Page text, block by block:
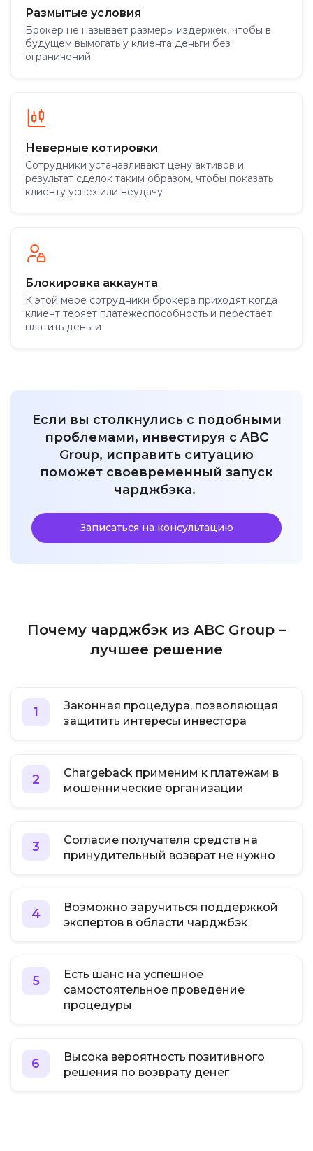
Размытые условия
Брокер не называет размеры издержек, чтобы в
будущем вымогать у клиента деньги без
ограничений
Неверные котировки
Сотрудники устанавливают цену активов и
результат сделок таким образом, чтобы показать
клиенту успех или неудачу
Блокировка аккаунта
К этой мере сотрудники брокера приходят когда
клиент теряет платежеспособность и перестает
платить деньги
Если вы столкнулись с подобными
проблемами, инвестируя с ABC
Group, исправить ситуацию
поможет своевременный запуск
чарджбэка.
Записаться на консультацию
Почему чарджбэк из ABC Group –
лучшее решение
1
Законная процедура, позволяющая
защитить интересы инвестора
2
Chargeback применим к платежам в
мошеннические организации
3
Согласие получателя средств на
принудительный возврат не нужно
4
Возможно заручиться поддержкой
экспертов в области чарджбэк
5
Есть шанс на успешное
самостоятельное проведение
процедуры
6
Высока вероятность позитивного
решения по возврату денег